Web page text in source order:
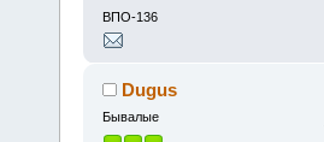
ВПО-136
Dugus
Бывалые